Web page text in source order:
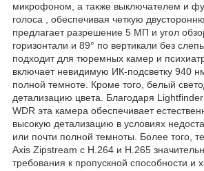
микрофоном, а также выключателем и
голоса , обеспечивая четкую
предлагает разрешение 5 МП и угол
горизонтали и 89° по вертикали без
подходит для тюремных камер и
включает невидимую ИК-подсветку 940
полной темноте. Кроме того, белый
детализацию цвета. Благодаря
WDR эта камера обеспечивает
высокую детализацию в условиях
или почти полной темноты. Более того,
Axis Zipstream с H.264 и H.265
требования к пропускной способности и